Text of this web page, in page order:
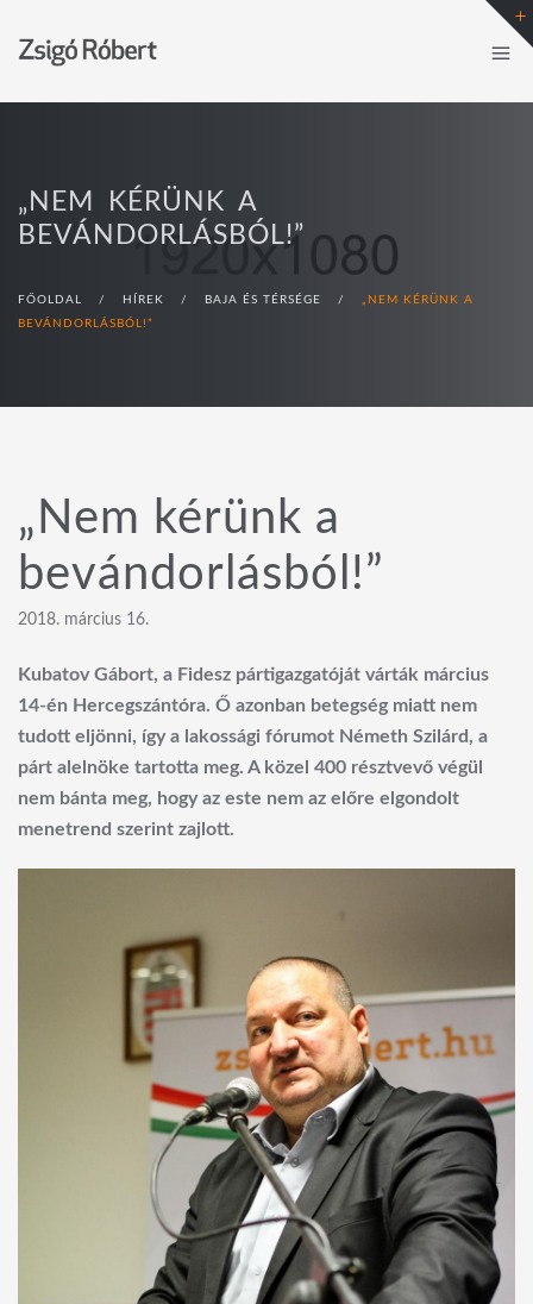
„NEM KÉRÜNK A
BEVÁNDORLÁSBÓL!”
FŐOLDAL / HÍREK / BAJA ÉS TÉRSÉGE /
„NEM KÉRÜNK A
BEVÁNDORLÁSBÓL!”
„Nem kérünk a
bevándorlásból!”
2018. március 16.
Kubatov Gábort, a Fidesz pártigazgatóját várták március
14-én Hercegszántóra. Ő azonban betegség miatt nem
tudott eljönni, így a lakossági fórumot Németh Szilárd, a
párt alelnöke tartotta meg. A közel 400 résztvevő végül
nem bánta meg, hogy az este nem az előre elgondolt
menetrend szerint zajlott.